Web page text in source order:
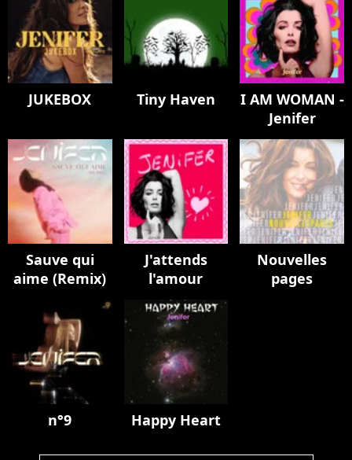
JUKEBOX Tiny Haven
I AM WOMAN -
Jenifer
Sauve qui
aime (Remix)
J'attends
l'amour
Nouvelles
pages
n°9 Happy Heart